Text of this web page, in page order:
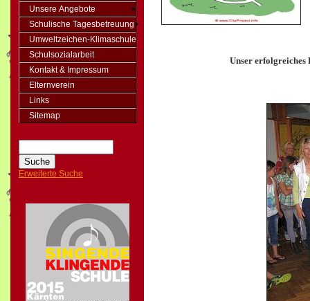
Unsere Angebote
Schulische Tagesbetreuung
Umweltzeichen-Klimaschule
Schulsozialarbeit
Kontakt & Impressum
Elternverein
Links
Sitemap
Erweiterte Suche
Unser